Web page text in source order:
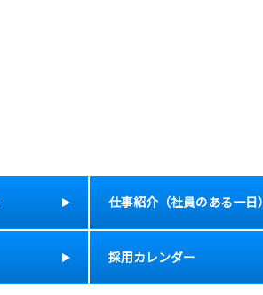
仕事紹介（社員のある一日）
採用カレンダー